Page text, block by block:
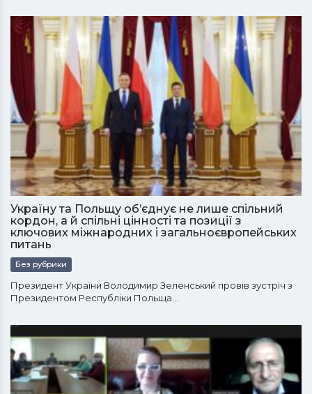
Україну та Польщу об’єднує не лише спільний
кордон, а й спільні цінності та позиції з
ключових міжнародних і загальноєвропейських
питань
Без рубрики
Президент України Володимир Зеленський провів зустріч з
Президентом Республіки Польща…